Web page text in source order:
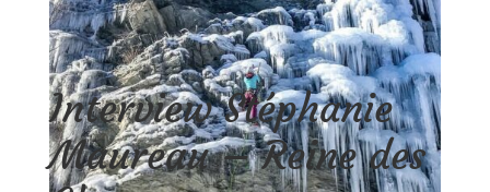
Interview Stéphanie
Maureau – Reine des